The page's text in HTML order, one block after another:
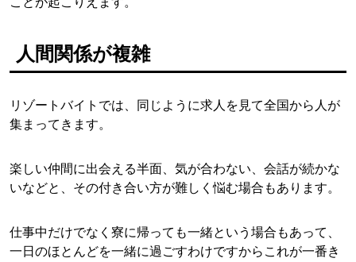
人間関係が複雑
リゾートバイトでは、同じように求人を見て全国から人が
集まってきます。
楽しい仲間に出会える半面、気が合わない、会話が続かな
いなどと、その付き合い方が難しく悩む場合もあります。
仕事中だけでなく寮に帰っても一緒という場合もあって、
一日のほとんどを一緒に過ごすわけですからこれが一番き